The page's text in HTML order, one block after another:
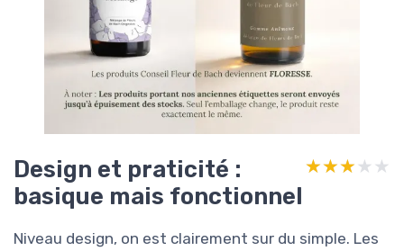
Design et praticité :
basique mais fonctionnel
★★★★★
★★★★★
Niveau design, on est clairement sur du simple. Les